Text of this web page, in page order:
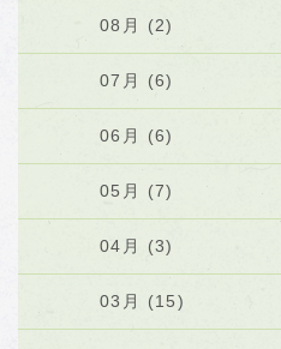
08月 (2)
07月 (6)
06月 (6)
05月 (7)
04月 (3)
03月 (15)